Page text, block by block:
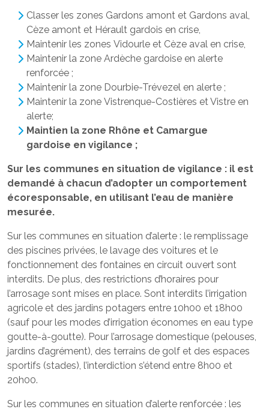
Classer les zones Gardons amont et Gardons aval,
Cèze amont et Hérault gardois en crise,
Maintenir les zones Vidourle et Cèze aval en crise,
Maintenir la zone Ardèche gardoise en alerte
renforcée ;
Maintenir la zone Dourbie-Trévezel en alerte ;
Maintenir la zone Vistrenque-Costières et Vistre en
alerte;
Maintien la zone Rhône et Camargue
gardoise en vigilance ;
Sur les communes en situation de vigilance : il est
demandé à chacun d’adopter un comportement
écoresponsable, en utilisant l’eau de manière
mesurée.
Sur les communes en situation d’alerte : le remplissage
des piscines privées, le lavage des voitures et le
fonctionnement des fontaines en circuit ouvert sont
interdits. De plus, des restrictions d’horaires pour
l’arrosage sont mises en place. Sont interdits l’irrigation
agricole et des jardins potagers entre 10h00 et 18h00
(sauf pour les modes d’irrigation économes en eau type
goutte-à-goutte). Pour l’arrosage domestique (pelouses,
jardins d’agrément), des terrains de golf et des espaces
sportifs (stades), l’interdiction s’étend entre 8h00 et
20h00.
Sur les communes en situation d’alerte renforcée : les